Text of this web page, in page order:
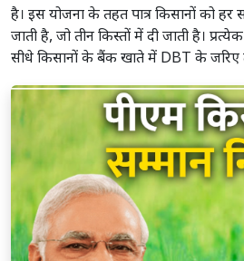
है। इस योजना के तहत पात्र किसानों को हर
जाती है, जो तीन किस्तों में दी जाती है।
सीधे किसानों के बैंक खाते में DBT के जरिए